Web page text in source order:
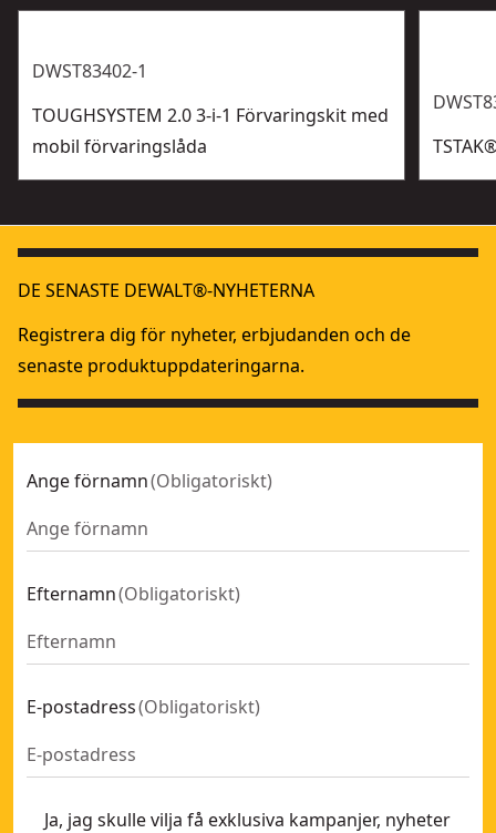
DWST83402-1
TOUGHSYSTEM 2.0 3-i-1 Förvaringskit med
mobil förvaringslåda
DE SENASTE DEWALT®-NYHETERNA
Registrera dig för nyheter, erbjudanden och de
senaste produktuppdateringarna.
Ange förnamn(Obligatoriskt)
Efternamn(Obligatoriskt)
E-postadress(Obligatoriskt)
Ja, jag skulle vilja få exklusiva kampanjer, nyheter